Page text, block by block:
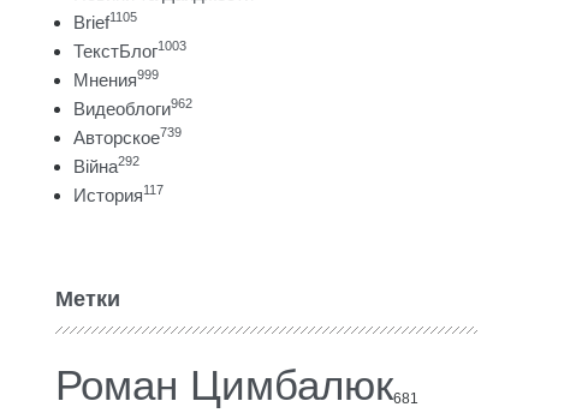
Brief1105
ТекстБлог1003
Мнения999
Видеоблоги962
Авторское739
Війна292
История117
Метки
Роман Цимбалюк681